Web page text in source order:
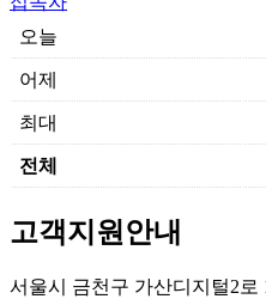
오늘
어제
최대
전체
고객지원안내
서울시 금천구 가산디지털2로